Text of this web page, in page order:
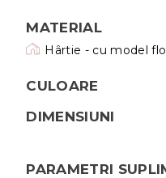
MATERIAL
Hârtie - cu model
CULOARE
DIMENSIUNI
PARAMETRI